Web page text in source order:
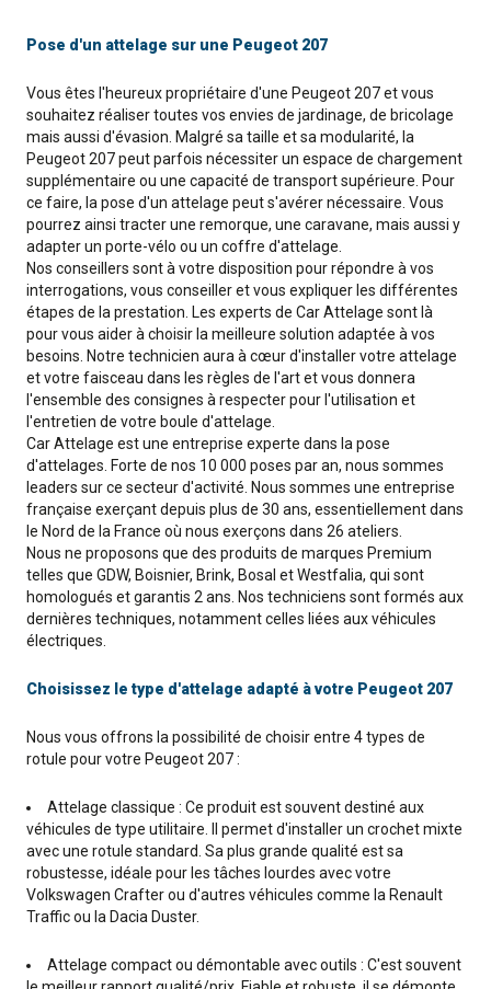
Pose d'un attelage sur une Peugeot 207
Vous êtes l'heureux propriétaire d'une Peugeot 207 et vous
souhaitez réaliser toutes vos envies de jardinage, de bricolage
mais aussi d'évasion. Malgré sa taille et sa modularité, la
Peugeot 207 peut parfois nécessiter un espace de chargement
supplémentaire ou une capacité de transport supérieure. Pour
ce faire, la pose d'un attelage peut s'avérer nécessaire. Vous
pourrez ainsi tracter une remorque, une caravane, mais aussi y
adapter un porte-vélo ou un coffre d'attelage.
Nos conseillers sont à votre disposition pour répondre à vos
interrogations, vous conseiller et vous expliquer les différentes
étapes de la prestation. Les experts de Car Attelage sont là
pour vous aider à choisir la meilleure solution adaptée à vos
besoins. Notre technicien aura à cœur d'installer votre attelage
et votre faisceau dans les règles de l'art et vous donnera
l'ensemble des consignes à respecter pour l'utilisation et
l'entretien de votre boule d'attelage.
Car Attelage est une entreprise experte dans la pose
d'attelages. Forte de nos 10 000 poses par an, nous sommes
leaders sur ce secteur d'activité. Nous sommes une entreprise
française exerçant depuis plus de 30 ans, essentiellement dans
le Nord de la France où nous exerçons dans 26 ateliers.
Nous ne proposons que des produits de marques Premium
telles que GDW, Boisnier, Brink, Bosal et Westfalia, qui sont
homologués et garantis 2 ans. Nos techniciens sont formés aux
dernières techniques, notamment celles liées aux véhicules
électriques.
Choisissez le type d'attelage adapté à votre Peugeot 207
Nous vous offrons la possibilité de choisir entre 4 types de
rotule pour votre Peugeot 207 :
Attelage classique : Ce produit est souvent destiné aux
véhicules de type utilitaire. Il permet d'installer un crochet mixte
avec une rotule standard. Sa plus grande qualité est sa
robustesse, idéale pour les tâches lourdes avec votre
Volkswagen Crafter ou d'autres véhicules comme la Renault
Traffic ou la Dacia Duster.
Attelage compact ou démontable avec outils : C'est souvent